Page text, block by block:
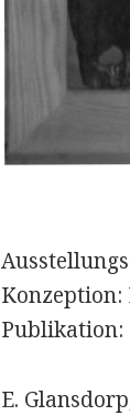
Konzeption:
Publikation:
E.